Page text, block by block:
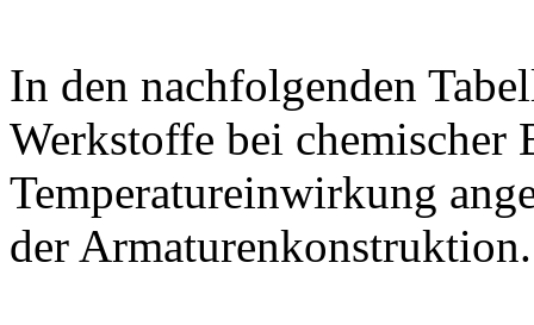
In den nachfolgenden
Werkstoffe bei chemischer
Temperatureinwirkung
der Armaturenkonstruktion.